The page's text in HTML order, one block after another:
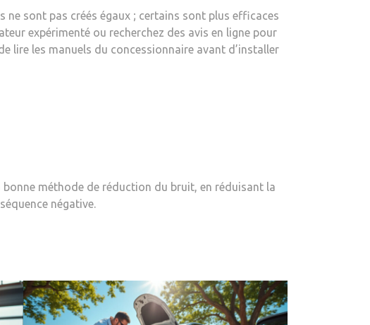
sont pas créés égaux ; certains sont plus efficaces
expérimenté ou recherchez des avis en ligne pour
lire les manuels du concessionnaire avant d’installer
méthode de réduction du bruit, en réduisant la
négative.